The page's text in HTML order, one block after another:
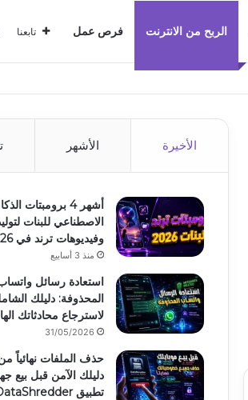
الربح من الانترنت فرص عمل تابعنا
الأخيرة الأشهر
أشهر 4 برومبتات
الاصطناعي للبنات
وفيديوهات ترند في 2026
منذ 3 أسابيع
استعادة رسائل
المحذوفة: دليلك
لاسترجاع محادثاتك
31/05/2026
حذف الملفات نهائياً
دليلك الآمن قبل بيع
تطبيق DataShredder)